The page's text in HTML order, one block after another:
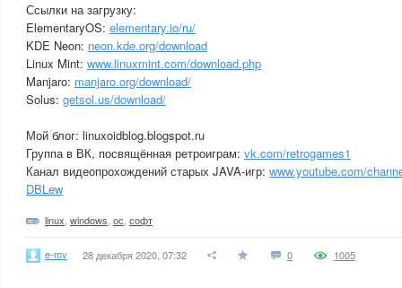
Ссылки на загрузку:
ElementaryOS: elementary.io/ru/
KDE Neon: neon.kde.org/download
Linux Mint: www.linuxmint.com/download.php
Manjaro: manjaro.org/download/
Solus: getsol.us/download/
Мой блог: linuxoidblog.blogspot.ru
Группа в ВК, посвящённая ретроиграм: vk.com/retrogames1
Канал видеопрохождений старых JAVA-игр: www.youtube.com/
DBLew
linux windows ос софт
e-mv 28 декабря 2020, 07:32 0 1005